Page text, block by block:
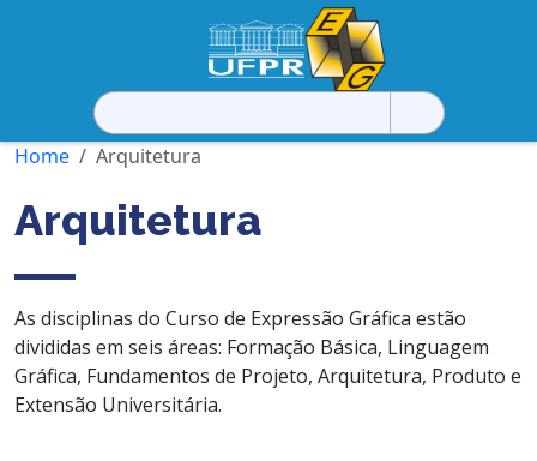
Pesquisar
por:
Home
Arquitetura
Arquitetura
As disciplinas do Curso de Expressão Gráfica estão
divididas em seis áreas: Formação Básica, Linguagem
Gráfica, Fundamentos de Projeto, Arquitetura, Produto e
Extensão Universitária.